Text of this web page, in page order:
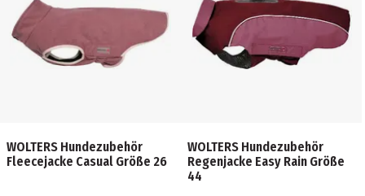
WOLTERS Hundezubehör
Fleecejacke Casual Größe 26
WOLTERS Hundezubehör
Regenjacke Easy Rain Größe
44